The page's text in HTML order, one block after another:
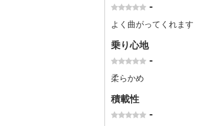
-
よく曲がってくれます
乗り心地
-
柔らかめ
積載性
-